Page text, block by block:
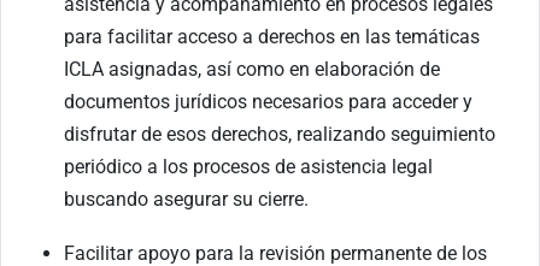
para facilitar acceso a derechos en las temáticas
ICLA asignadas, así como en elaboración de
documentos jurídicos necesarios para acceder y
disfrutar de esos derechos, realizando seguimiento
periódico a los procesos de asistencia legal
buscando asegurar su cierre.
Facilitar apoyo para la revisión permanente de los